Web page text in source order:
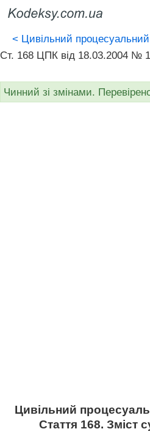
< Цивільний процесуальний
Ст. 168 ЦПК від 18.03.2004 №
Чинний зі змінами.
Цивільний
Стаття 168. Зміст